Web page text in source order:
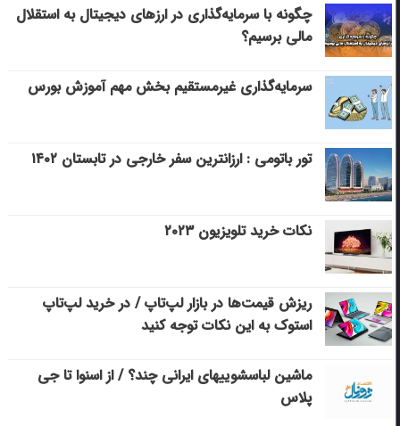
چگونه با سرمایه‌گذاری در ارزهای دیجیتال به استقلال
مالی برسیم؟
سرمایه‌گذاری غیرمستقیم بخش مهم آموزش بورس
تور باتومی : ارزانترین سفر خارجی در تابستان ۱۴۰۲
نکات خرید تلویزیون ۲۰۲۳
ریزش قیمت‌ها در بازار لپ‌تاپ / در خرید لپ‌تاپ
استوک به این نکات توجه کنید
ماشین لباسشویی‎های ایرانی چند؟ / از اسنوا تا جی
پلاس